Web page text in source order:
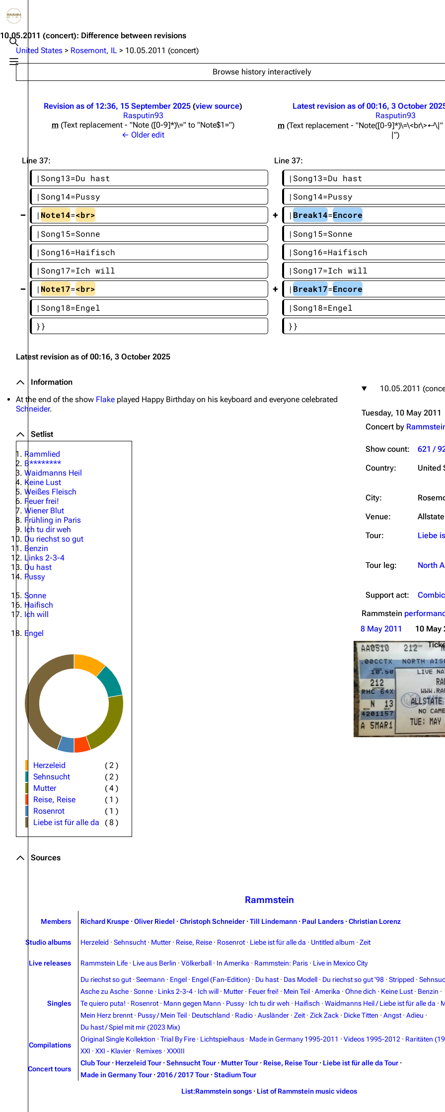
Toggle search
Toggle menu
3.4K 10.6K 12 290.4K
Blog
On this day
Contact
Discography
Videography
Emigrate
Discography
Videography
Lindemann
Discography
Videography
Tour dates
Merchandise
Discography
Videography
Members
Richard Kruspe
Oliver Riedel
Christoph Schneider
Till Lindemann
Paul Landers
Christian Lorenz
10.05.2011 (concert): Difference between revisions
United States > Rosemont, IL > 10.05.2011 (concert)
Browse history interactively
Revision as of 12:36, 15 September 2025 view source
Rasputin93
m Text replacement - "Note ([0-9]*)\=" to "Note$1="
← Older edit
Latest revision as of 00:16, 3 October
Rasputin93
m Text replacement - "Note([0-9]*)\=\<br\>↵\|"
|"
Line 37: Line 37:
|Song13=Du hast
|Song13=Du hast
|Song14=Pussy
|Song14=Pussy
| Note14=<br> | Break14=Encore
|Song15=Sonne
|Song15=Sonne
|Song16=Haifisch
|Song16=Haifisch
|Song17=Ich will
|Song17=Ich will
| Note17=<br> | Break17=Encore
|Song18=Engel
|Song18=Engel
}}
}}
Latest revision as of 00:16, 3 October 2025
10.05.2011
Tuesday, 10 May 2011
Concert by
Show count:
621 /
Country:
United
City:
Venue:
Tour:
Liebe
Tour leg:
North
Support act:
Rammstein
8 May 2011
10 May
Information
At the end of the show Flake played Happy Birthday on his keyboard and everyone celebrated
Schneider.
Setlist
Rammlied
B********
Waidmanns Heil
Keine Lust
Weißes Fleisch
Feuer frei!
Wiener Blut
Frühling in Paris
Ich tu dir weh
Du riechst so gut
Benzin
Links 2-3-4
Du hast
Pussy
Sonne
Haifisch
Ich will
Engel
Herzeleid (2 )
Sehnsucht
(2 )
Mutter
(4 )
Reise, Reise
( 1 )
Rosenrot
( 1 )
Liebe ist für alle da
(8 )
Sources
Rammstein
Members Richard Kruspe · Oliver Riedel · Christoph Schneider · Till Lindemann · Paul Landers · Christian Lorenz
Studio albums Herzeleid · Sehnsucht · Mutter · Reise, Reise · Rosenrot · Liebe ist für alle da · Untitled album · Zeit
Live releases Rammstein Life · Live aus Berlin · Völkerball · In Amerika · Rammstein: Paris · Live in Mexico City
Singles
Du riechst so gut · Seemann · Engel · Engel (Fan-Edition) · Du hast · Das Modell · Du riechst so gut '98 · Stripped ·
Asche zu Asche · Sonne · Links 2-3-4 · Ich will · Mutter · Feuer frei! · Mein Teil · Amerika · Ohne dich · Keine Lust · Benzin ·
Te quiero puta! · Rosenrot · Mann gegen Mann · Pussy · Ich tu dir weh · Haifisch · Waidmanns Heil / Liebe ist für alle da ·
Mein Herz brennt · Pussy / Mein Teil · Deutschland · Radio · Ausländer · Zeit · Zick Zack · Dicke Titten · Angst · Adieu ·
Du hast / Spiel mit mir (2023 Mix)
Compilations
Original Single Kollektion · Trial By Fire · Lichtspielhaus · Made in Germany 1995-2011 · Videos 1995-2012 · Raritäten
XXI · XXI - Klavier · Remixes · XXXIII
Concert tours
Club Tour · Herzeleid Tour · Sehnsucht Tour · Mutter Tour · Reise, Reise Tour · Liebe ist für alle da Tour ·
Made in Germany Tour · 2016 / 2017 Tour · Stadium Tour
List:Rammstein songs · List of Rammstein music videos